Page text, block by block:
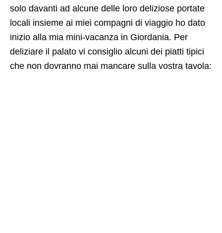
solo davanti ad alcune delle loro deliziose portate
locali insieme ai miei compagni di viaggio ho dato
inizio alla mia mini-vacanza in Giordania. Per
deliziare il palato vi consiglio alcuni dei piatti tipici
che non dovranno mai mancare sulla vostra tavola: